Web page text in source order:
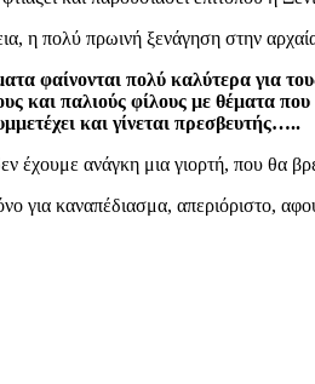
η πολύ πρωινή ξενάγηση στην
φαίνονται πολύ καλύτερα για
και παλιούς φίλους με θέματα
και γίνεται πρεσβευτής…..
έχουμε ανάγκη μια γιορτή, που
για καναπέδιασμα, απεριόριστο,